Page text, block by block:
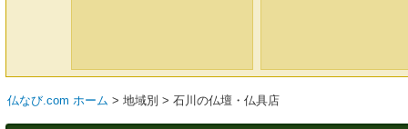
仏なび.com ホーム > 地域別 > 石川の仏壇・仏具店